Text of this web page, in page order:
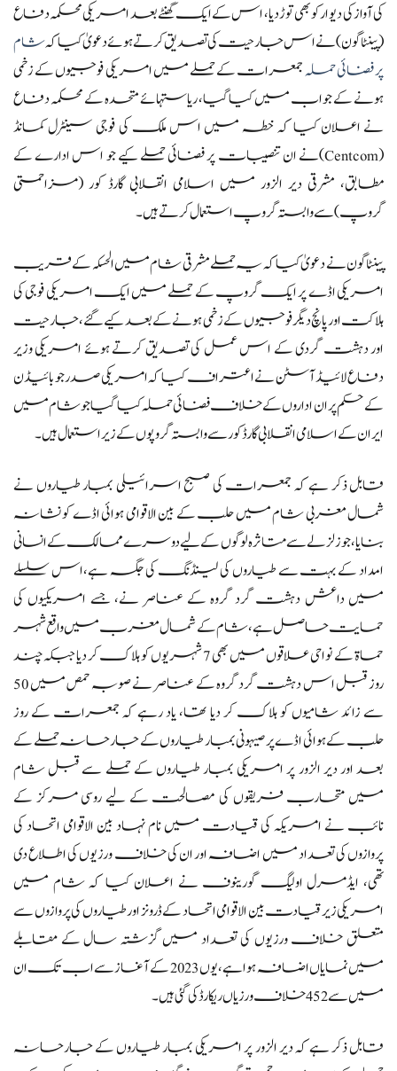
کی آواز کی دیوار کو بھی توڑ دیا، اس کے ایک گھنٹے بعد امریکی محکمہ دفاع
(پینٹاگون) نے اس جارحیت کی تصدیق کرتے ہوئے دعویٰ کیا کہشام
پر فضائی حملہجمعرات کے حملے میں امریکی فوجیوں کے زخمی
ہونے کے جواب میں کیا گیا، ریاستہائے متحدہ کے محکمہ دفاع
نے اعلان کیا کہ خطہ میں اس ملک کی فوجی سینٹرل کمانڈ
(Centcom)نے ان تنصیبات پر فضائی حملے کیے جو اس ادارے کے
مطابق، مشرقی دیر الزور میں اسلامی انقلابی گارڈ کور (مزاحمتی
گروپ) سے وابستہ گروپ استعمال کرتے ہیں۔
پینٹاگون نے دعویٰ کیا کہ یہ حملے مشرقی شام میں الحسکہ کے قریب
امریکی اڈے پر ایک گروپ کے حملے میں ایک امریکی فوجی کی
ہلاکت اور پانچ دیگر فوجیوں کے زخمی ہونے کے بعد کیے گئے،جارحیت
اور دہشت گردی کے اس عمل کی تصدیق کرتے ہوئے امریکی وزیر
دفاع لائیڈ آسٹن نے اعتراف کیا کہ امریکی صدر جو بائیڈن
کے حکم پر ان اداروں کے خلاف فضائی حملہ کیا گیا جو شام میں
ایران کے اسلامی انقلابی گارڈ کور سے وابستہ گروپوں کے زیر استعمال ہیں۔
قابل ذکر ہے کہ جمعرات کی صبح اسرائیلی بمبار طیاروں نے
شمال مغربی شام میں حلب کے بین الاقوامی ہوائی اڈے کو نشانہ
بنایا، جو زلزلے سے متاثرہ لوگوں کے لیے دوسرے ممالک کے انسانی
امداد کے بہت سے طیاروں کی لینڈنگ کی جگہ ہے،اس سلسلے
میں داعش دہشت گرد گروہ کے عناصر نے، جسے امریکیوں کی
حمایت حاصل ہے، شام کے شمال مغرب میں واقع شہر
حماۃ کے نواحی علاقوں میں بھی 7 شہریوں کو ہلاک کر دیا جبکہ چند
روز قبل اس دہشت گرد گروہ کے عناصر نے صوبہ حمص میں 50
سے زائد شامیوں کو ہلاک کر دیا تھا، یاد رہے کہ جمعرات کے روز
حلب کے ہوائی اڈے پر صیہونی بمبار طیاروں کے جارحانہ حملے کے
بعد اور دیر الزور پر امریکی بمبار طیاروں کے حملے سے قبل شام
میں متحارب فریقوں کی مصالحت کے لیے روسی مرکز کے
نائب نے امریکہ کی قیادت میں نام نہاد بین الاقوامی اتحاد کی
پروازوں کی تعداد میں اضافہ اور ان کی خلاف ورزیوں کی اطلاع دی
تھی، ایڈمرل اولیگ گورینوف نے اعلان کیا کہ شام میں
امریکی زیر قیادت بین الاقوامی اتحاد کے ڈرونز اور طیاروں کی پروازوں سے
متعلق خلاف ورزیوں کی تعداد میں گزشتہ سال کے مقابلے
میں نمایاں اضافہ ہوا ہے، یوں 2023 کے آغاز سے اب تک ان
میں سے 452 خلاف ورزیاں ریکارڈ کی گئی ہیں۔
قابل ذکر ہے کہ دیر الزور پر امریکی بمبار طیاروں کے جارحانہ